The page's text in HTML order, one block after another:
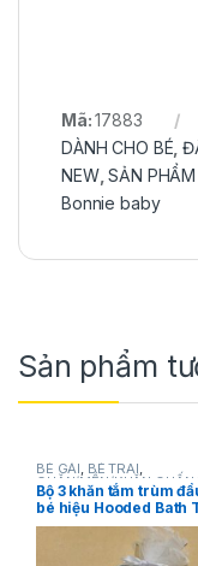
Mã:17883
DÀNH CHO BÉ ,
NEW,SẢN
Bonnie baby
Sản phẩm
BÉ GÁI, BÉ TRAI,
CHĂN/MỀN/KHĂN QUẤN
DÀNH CHO BÉ, HÀNG
Hooded bath towels
Bộ 3 khăn tắm trùm
bé hiệu Hooded Bath
hàng xách tay mỹ